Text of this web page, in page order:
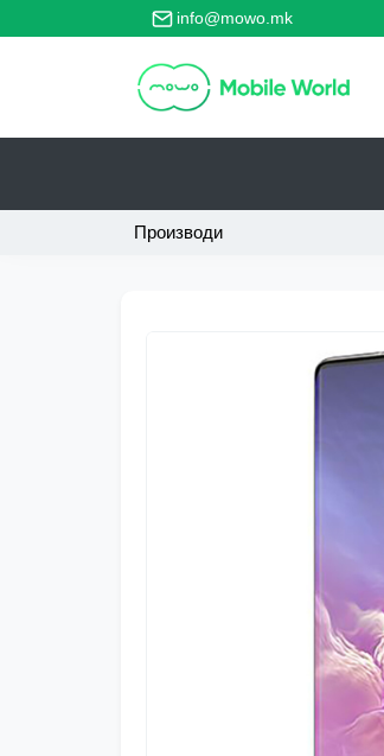
info@mowo.mk
место за безбедно тргување со телефони!
Производи